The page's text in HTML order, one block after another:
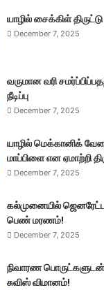
யாழில் சைக்கிள்
December 7, 2025
வருமான வரி
நீடிப்பு
December 7, 2025
யாழில் மெக்கானிக்
மாப்பிளை என ஏமாற்றி
December 7, 2025
கல்முனையில்
பெண் மரணம்!
December 7, 2025
நிவாரண
சுவிஸ் விமானம்!